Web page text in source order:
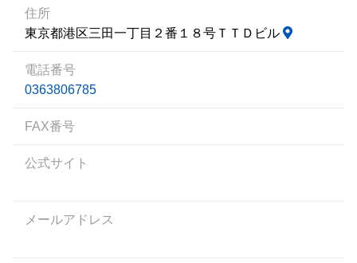
住所
東京都港区三田一丁目２番１８号ＴＴＤビル
電話番号
0363806785
FAX番号
公式サイト
メールアドレス